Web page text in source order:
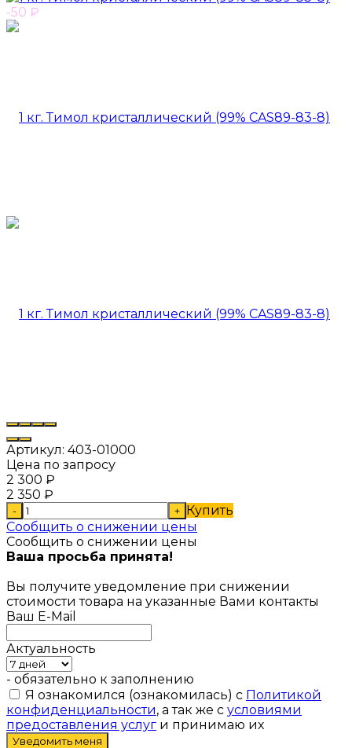
-50 ₽
Артикул: 403-01000
Цена по запросу
2 300 ₽
2 350 ₽
- + Купить
Сообщить о снижении цены
Сообщить о снижении цены
Ваша просьба принята!
Вы получите уведомление при снижении
стоимости товара на указанные Вами контакты
Ваш E-Mail
Актуальность
- обязательно к заполнению
Я ознакомился (ознакомилась) с Политикой
конфиденциальности, а так же с условиями
предоставления услуг и принимаю их